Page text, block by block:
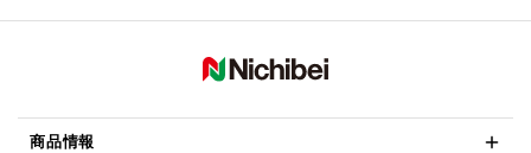
商品情報